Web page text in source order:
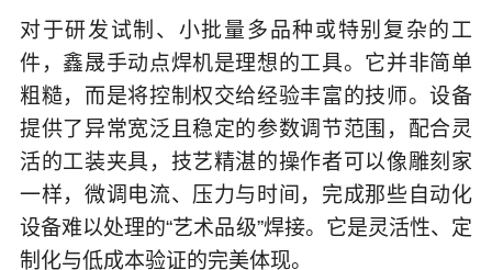
对于研发试制、小批量多品种或特别复杂的工
件，鑫晟手动点焊机是理想的工具。它并非简单
粗糙，而是将控制权交给经验丰富的技师。设备
提供了异常宽泛且稳定的参数调节范围，配合灵
活的工装夹具，技艺精湛的操作者可以像雕刻家
一样，微调电流、压力与时间，完成那些自动化
设备难以处理的“艺术品级”焊接。它是灵活性、定
制化与低成本验证的完美体现。